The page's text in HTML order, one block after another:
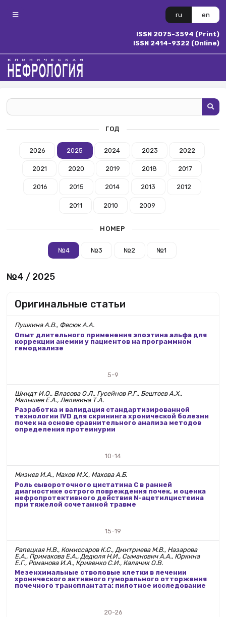
ru en
ISSN 2075-3594 (Print)
ISSN 2414-9322 (Online)
ГОД
2026 2025 2024 2023 2022
2021 2020 2019 2018 2017
2016 2015 2014 2013 2012
2011 2010 2009
НОМЕР
№4 №3 №2 №1
№4 / 2025
Оригинальные статьи
Пушкина А.В., Фесюк А.А.
Опыт длительного применения эпоэтина альфа для
коррекции анемии у пациентов на программном
гемодиализе
5-9
Шмидт И.О., Власова О.Л., Гусейнов Р.Г., Бештоев А.Х.,
Малышев Е.А., Лелявина Т.А.
Разработка и валидация стандартизированной
технологии IVD для скрининга хронической болезни
почек на основе сравнительного анализа методов
определения протеинурии
10-14
Мизиев И.А., Махов М.Х., Махова А.Б.
Роль сывороточного цистатина С в ранней
диагностике острого повреждения почек, и оценка
нефропротективного действия N-ацетилцистеина
при тяжелой сочетанной травме
15-19
Рапецкая Н.В., Комиссаров К.С., Дмитриева М.В., Назарова
Е.А., Примакова Е.А., Дедюля Н.И., Сыманович А.А., Юркина
Е.Г., Романова И.А., Кривенко С.И., Калачик О.В.
Мезенхимальные стволовые клетки в лечении
хронического активного гуморального отторжения
почечного трансплантата: пилотное исследование
20-26